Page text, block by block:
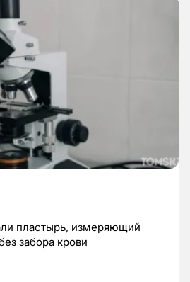
пластырь, измеряющий
забора крови